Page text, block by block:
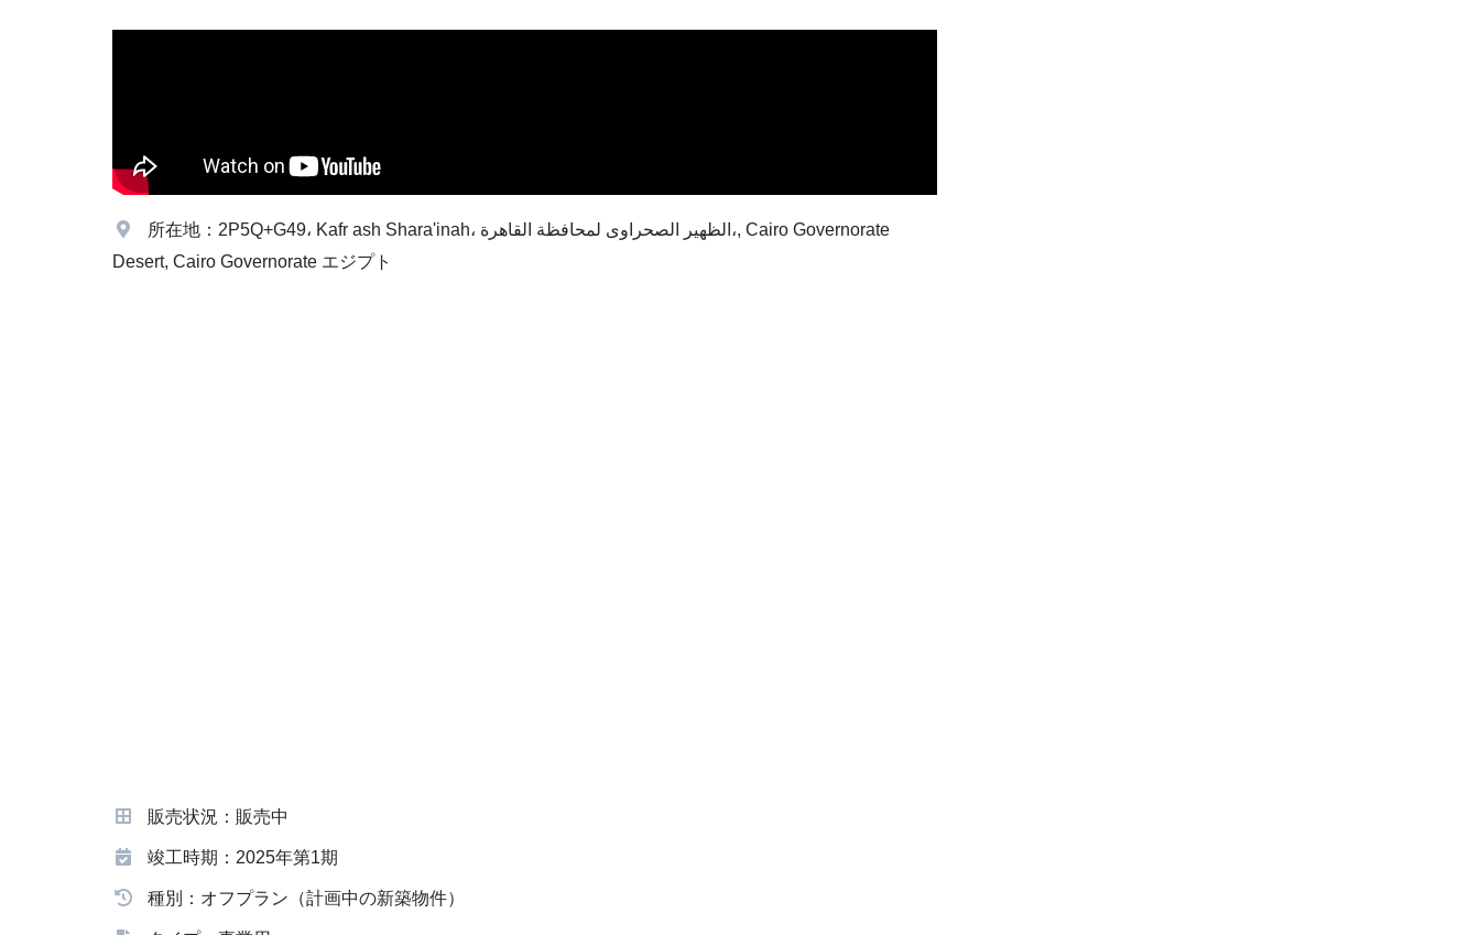
所在地：2P5Q+G49، Kafr ash Shara'inah، الظهير الصحراوى لمحافظة القاهرة،, Cairo Governorate
Desert, Cairo Governorate エジプト
販売状況：販売中
竣工時期：2025年第1期
種別：オフプラン（計画中の新築物件）